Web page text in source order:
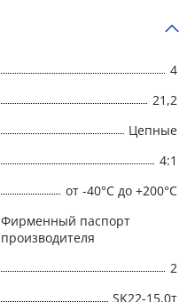
4
21,2
Цепные
4:1
от -40°C до +200°C
Фирменный паспорт
производителя
2
SK22-15,0т